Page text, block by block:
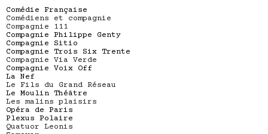
Comédie Française
Comédiens et compagnie
Compagnie 111
Compagnie Philippe Genty
Compagnie Sitio
Compagnie Trois Six Trente
Compagnie Via Verde
Compagnie Voix Off
La Nef
Le Fils du Grand Réseau
Le Moulin Théâtre
Les malins plaisirs
Opéra de Paris
Plexus Polaire
Quatuor Leonis